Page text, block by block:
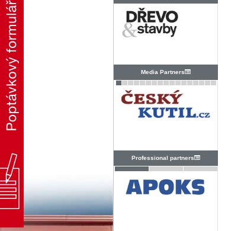
Media Partners
Professional partners